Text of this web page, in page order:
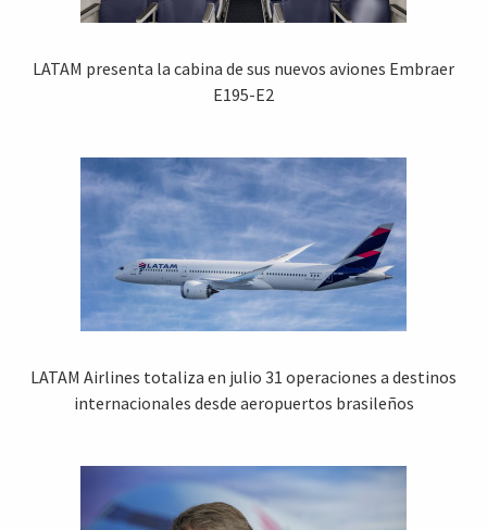
LATAM presenta la cabina de sus nuevos aviones Embraer
E195-E2
LATAM Airlines totaliza en julio 31 operaciones a destinos
internacionales desde aeropuertos brasileños